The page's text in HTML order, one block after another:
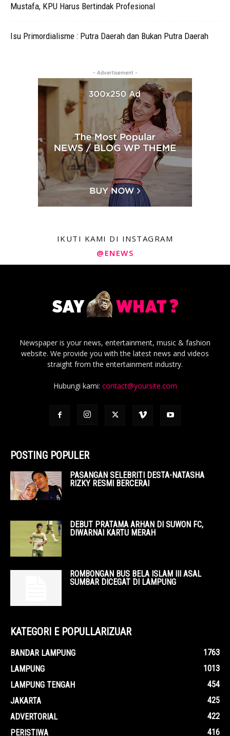
Mustafa, KPU Harus Bertindak Profesional
Isu Primordialisme : Putra Daerah dan Bukan Putra Daerah
- Advertisement -
IKUTI KAMI DI INSTAGRAM
@ENEWS
Newspaper is your news, entertainment, music & fashion
website. We provide you with the latest news and videos
straight from the entertainment industry.
Hubungi kami: contact@yoursite.com
POSTING POPULER
PASANGAN SELEBRITI DESTA-NATASHA
RIZKY RESMI BERCERAI
DEBUT PRATAMA ARHAN DI SUWON FC,
DIWARNAI KARTU MERAH
ROMBONGAN BUS BELA ISLAM III ASAL
SUMBAR DICEGAT DI LAMPUNG
KATEGORI E POPULLARIZUAR
BANDAR LAMPUNG
1763
LAMPUNG
1013
LAMPUNG TENGAH
454
JAKARTA
425
ADVERTORIAL
422
PERISTIWA
416